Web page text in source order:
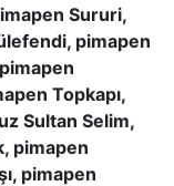
Sururi,
pimapen
Topkapı,
Sultan Selim,
pimapen
pimapen